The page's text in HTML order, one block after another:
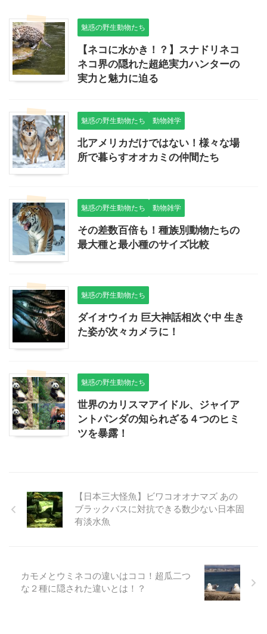
魅惑の野生動物たち
【ネコに水かき！？】スナドリネコ
ネコ界の隠れた超絶実力ハンターの
実力と魅力に迫る
魅惑の野生動物たち 動物雑学
北アメリカだけではない！様々な場
所で暮らすオオカミの仲間たち
魅惑の野生動物たち 動物雑学
その差数百倍も！種族別動物たちの
最大種と最小種のサイズ比較
魅惑の野生動物たち
ダイオウイカ 巨大神話相次ぐ中 生き
た姿が次々カメラに！
魅惑の野生動物たち
世界のカリスマアイドル、ジャイア
ントパンダの知られざる４つのヒミ
ツを暴露！
【日本三大怪魚】ビワコオオナマズ あの
ブラックバスに対抗できる数少ない日本固
有淡水魚
カモメとウミネコの違いはココ！超瓜二つ
な２種に隠された違いとは！？